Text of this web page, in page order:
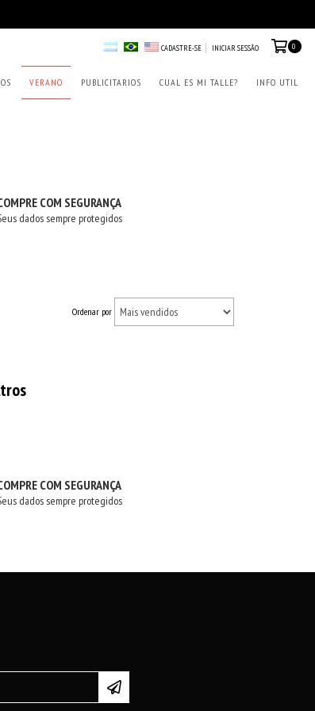
CADASTRE-SE INICIAR SESSÃO 0
VERANO PUBLICITARIOS CUAL ES MI TALLE? INFO UTIL
COM SEGURANÇA
dados sempre protegidos
Ordenar por
COM SEGURANÇA
dados sempre protegidos